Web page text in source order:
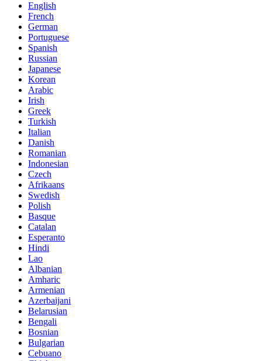
English
French
German
Portuguese
Spanish
Russian
Japanese
Korean
Arabic
Irish
Greek
Turkish
Italian
Danish
Romanian
Indonesian
Czech
Afrikaans
Swedish
Polish
Basque
Catalan
Esperanto
Hindi
Lao
Albanian
Amharic
Armenian
Azerbaijani
Belarusian
Bengali
Bosnian
Bulgarian
Cebuano